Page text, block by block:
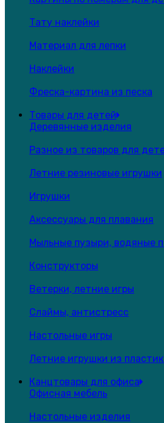
Тату наклейки
Материал для лепки
Наклейки
Фреска-картина из песка
Товары для детей
Деревянные изделия
Разное из товаров для
Летние резиновые игрушки
Игрушки
Аксессуары для плавания
Мыльные пузыри, водяные
Конструкторы
Ветерки, летние игры
Слаймы, антистресс
Настольные игры
Летние игрушки из
Канцтовары для офиса
Офисная мебель
Настольные изделия